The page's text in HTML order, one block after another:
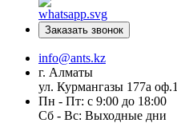
Заказать звонок
info@ants.kz
г. Алматы
ул. Курмангазы 177а оф.1
Пн - Пт: с 9:00 до 18:00
Сб - Вс: Выходные дни